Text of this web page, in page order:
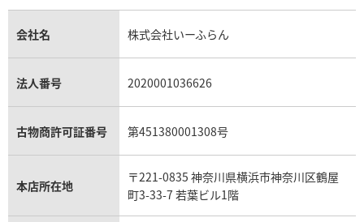
金貨買取
貴金属買取
銀・シルバー買取
パラジウム買取
トパーズ買取
タンザナイト買取
キャッツアイ買取
アクアマリン買取
パテック フィリップノーチラス買取
ヴァシュロン・コンスタンタン買取
オメガ買取
カルティエ買取
フランク ミュラー買取
リシャール・ミル買取
シャネル マトラッセ買取
セリーヌ買取
プラダ買取
ショーメ買取
ダミアーニ買取
モーブッサン買取
会社名 株式会社いーふらん
法人番号 2020001036626
古物商許可証番号 第451380001308号
本店所在地
〒221-0835 神奈川県横浜市神奈川区鶴屋
町3-33-7 若葉ビル1階